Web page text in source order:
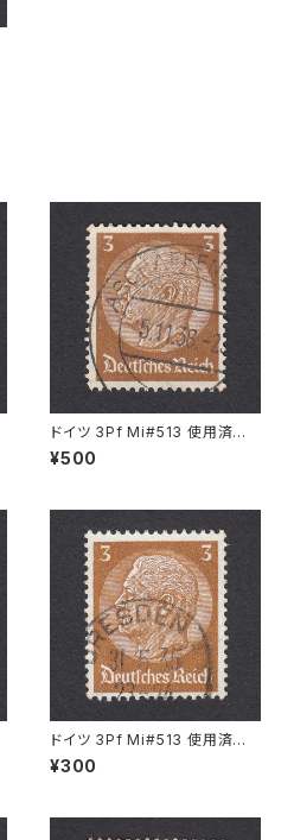
ドイツ 3Pf Mi#513 使用済み
切手｜ASCHAFFENBURG 5.1
1.1936
¥500
ドイツ 3Pf Mi#513 使用済み
切手｜DRESDEN 31.5.1935
¥300